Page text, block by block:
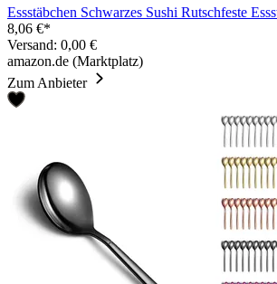
Essstäbchen Schwarzes Sushi Rutschfeste
8,06 €*
Versand: 0,00 €
amazon.de (Marktplatz)
Zum Anbieter